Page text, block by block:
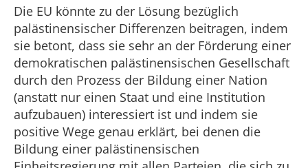
Die EU könnte zu der Lösung bezüglich
palästinensischer Differenzen beitragen, indem
sie betont, dass sie sehr an der Förderung einer
demokratischen palästinensischen Gesellschaft
durch den Prozess der Bildung einer Nation
(anstatt nur einen Staat und eine Institution
aufzubauen) interessiert ist und indem sie
positive Wege genau erklärt, bei denen die
Bildung einer palästinensischen